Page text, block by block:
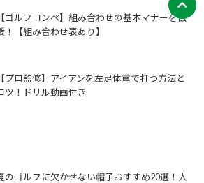
【ゴルフコンペ】組み合わせの基本マナーを伝
！【組み合わせ表あり】
【プロ監修】アイアンを左足体重で打つ方法と
ツ！ドリル動画付き
のゴルフに欠かせない帽子おすすめ20選！人